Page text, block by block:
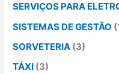
SERVIÇOS PARA
SISTEMAS DE GESTÃO
SORVETERIA (3)
TÁXI (3)